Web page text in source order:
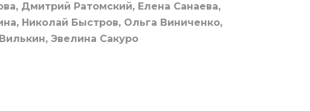
Дмитрий Ратомский, Елена Санаева,
Николай Быстров, Ольга Виниченко,
Эвелина Сакуро